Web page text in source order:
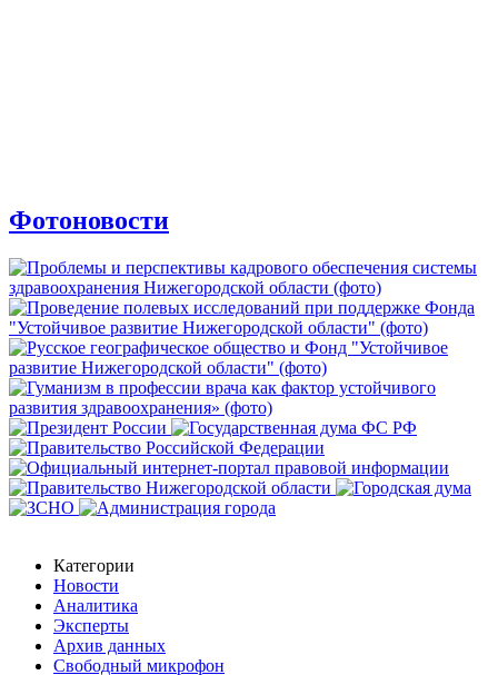
Фотоновости
Категории
Новости
Аналитика
Эксперты
Архив данных
Свободный микрофон